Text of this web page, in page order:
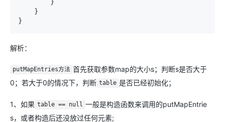
解析：
putMapEntries方法 首先获取参数map的大小s；判断s是否大于
0；若大于0的情况下，判断 table 是否已经初始化；
1、如果 table == null 一般是构造函数来调用的putMapEntrie
s，或者构造后还没放过任何元素;